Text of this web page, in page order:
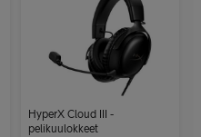
HyperX Cloud III -
pelikuulokkeet